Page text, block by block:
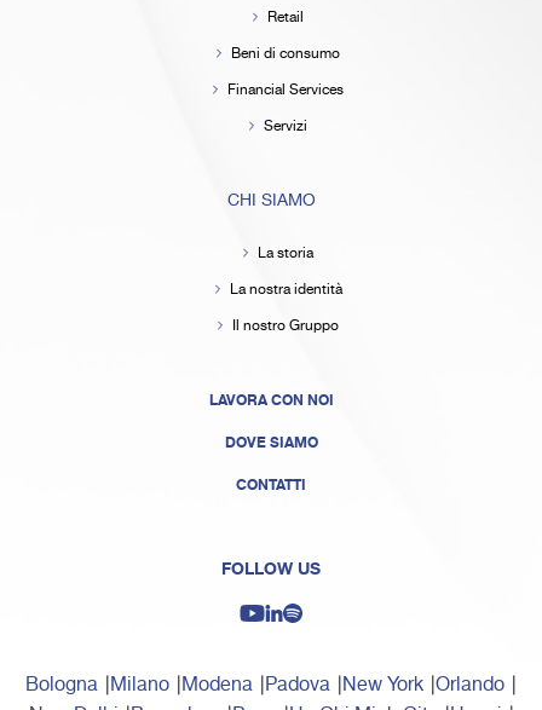
Retail
Beni di consumo
Financial Services
Servizi
CHI SIAMO
La storia
La nostra identità
Il nostro Gruppo
LAVORA CON NOI
DOVE SIAMO
CONTATTI
FOLLOW US
Bologna Milano Modena Padova New York Orlando